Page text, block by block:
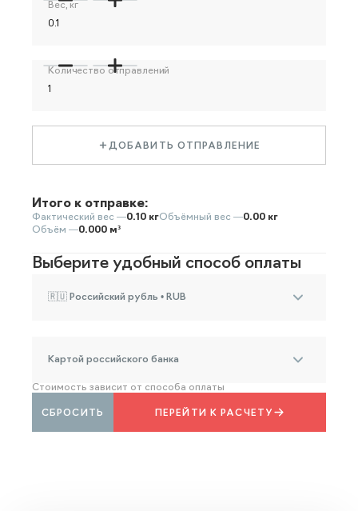
Вес, кг
Количество отправлений
ДОБАВИТЬ ОТПРАВЛЕНИЕ
Итого к отправке:
Фактический вес —0.10 кгОбъёмный вес —0.00 кг
Объём —0.000 м³
Выберите удобный способ оплаты
🇷🇺 Российский рубль • RUB
Картой российского банка
Стоимость зависит от способа оплаты
ПЕРЕЙТИ К РАСЧЕТУ
СБРОСИТЬ